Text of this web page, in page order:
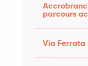
parcours
Via Ferrata